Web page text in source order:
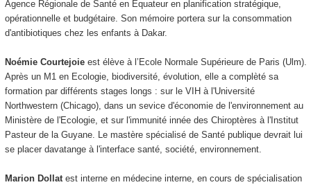
Agence Régionale de Santé en Equateur en planification stratégique,
opérationnelle et budgétaire. Son mémoire portera sur la consommation
d'antibiotiques chez les enfants à Dakar.
Noémie Courtejoieest élève à l’Ecole Normale Supérieure de Paris (Ulm).
Après un M1 en Ecologie, biodiversité, évolution, elle a complèté sa
formation par différents stages longs : sur le VIH à l'Université
Northwestern (Chicago), dans un sevice d'économie de l'environnement au
Ministère de l'Ecologie, et sur l'immunité innée des Chiroptères à l'Institut
Pasteur de la Guyane. Le mastère spécialisé de Santé publique devrait lui
se placer davatange à l'interface santé, société, environnement.
Marion Dollatest interne en médecine interne, en cours de spécialisation